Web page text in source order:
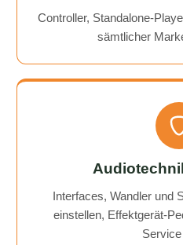
Controller, Standalone-
sämtlicher
Interfaces, Wandler und
einstellen, Effektgerät-